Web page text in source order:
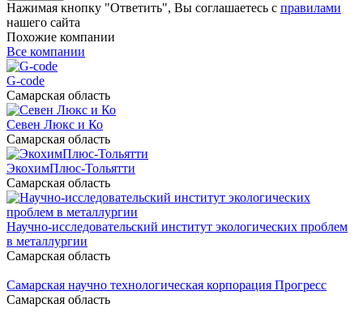
Нажимая кнопку "Ответить", Вы соглашаетесь с правилами
нашего сайта
Похожие компании
Все компании
G-code
Самарская область
Севен Люкс и Ко
Самарская область
ЭкохимПлюс-Тольятти
Самарская область
Научно-исследовательский институт экологических проблем
в металлургии
Самарская область
Самарская научно технологическая корпорация Прогресс
Самарская область